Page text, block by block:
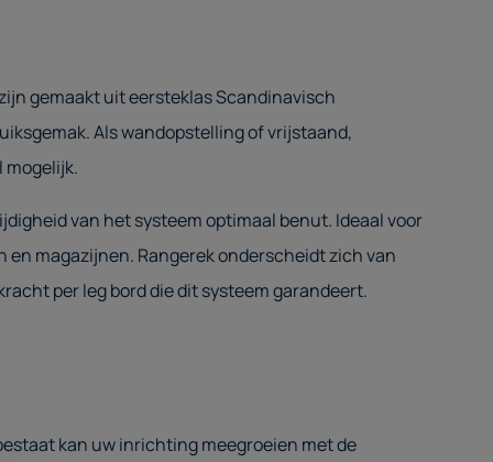
gemaakt uit eersteklas Scandinavisch
Als wandopstelling of vrijstaand,
mogelijk.
van het systeem optimaal benut. Ideaal voor
magazijnen. Rangerek onderscheidt zich van
per leg bord die dit systeem garandeert.
kan uw inrichting meegroeien met de